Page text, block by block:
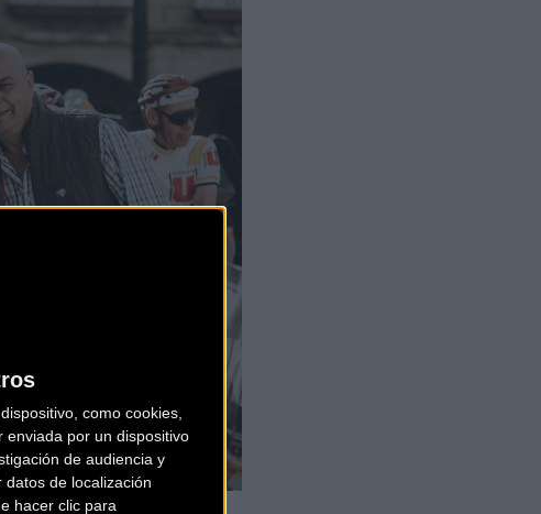
como cookies,
enviada por un dispositivo
de audiencia y
de localización
hacer clic para